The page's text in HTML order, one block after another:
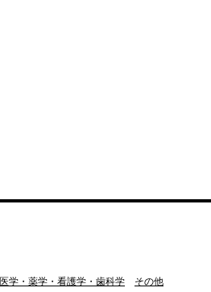
医学・薬学・看護学・歯科学 その他